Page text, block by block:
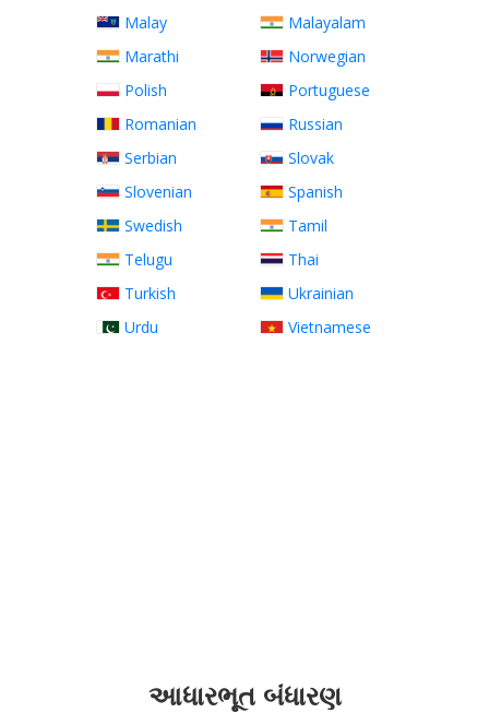
Malay
Malayalam
Marathi
Norwegian
Polish
Portuguese
Romanian
Russian
Serbian
Slovak
Slovenian
Spanish
Swedish
Tamil
Telugu
Thai
Turkish
Ukrainian
Urdu
Vietnamese
આધારભૂત બંધારણ